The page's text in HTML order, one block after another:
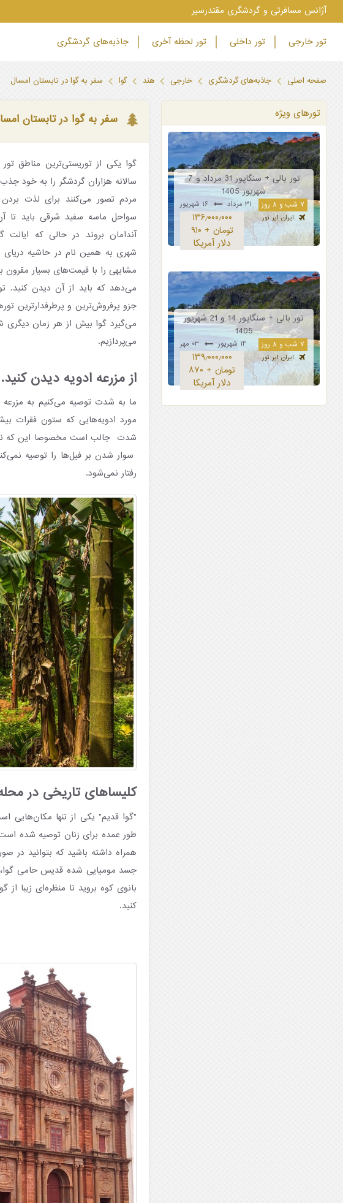
‫آژانس مسافرتی و گردشگری مقتدرسیر
تور خارجی تور داخلی تور لحظه آخری جاذبه‌های گردشگری
صفحه اصلی جاذبه‌های گردشگری خارجی هند گوا سفر به گوا در تابستان امسال
سفر به گوا در تابستان
گوا یکی از توریستی‌ترین مناطق
سالانه هزاران گردشگر را به خود
مردم تصور می‌کنند برای لذت بردن
سواحل ماسه سفید شرقی باید تا
آندامان بروند در حالی که ایالت
شهری به همین نام در حاشیه دریای
مشابهی را با قیمت‌های بسیار مقرون
می‌دهد که باید از آن دیدن کنید.
جزو پرفروش‌ترین و پرطرفدارترین
می‌گیرد گوا بیش از هر زمان دیگری
می‌پردازیم.
از مزرعه ادویه دیدن کنید.
ما به شدت توصیه می‌کنیم به مزرعه
مورد ادویه‌هایی که ستون فقرات
شدت جالب است مخصوصا این که
سوار شدن بر فیل‌ها را توصیه
رفتار نمی‌شود.
کلیساهای تاریخی در
"گوا قدیم" یکی از تنها مکان‌هایی
طور عمده برای زنان توصیه شده
همراه داشته باشید که بتوانید در
جسد مومیایی شده قدیس حامی گوا،
بانوی کوه بروید تا منظره‌ای زیبا
کنید.
تورهای ویژه
تور بالی + سنگاپور 31 مرداد و 7
شهریور 1405
۷ شب و ۸ روز ۳۱ مرداد
ایران ایر تور
۱۳۶٫۰۰۰٫۰۰۰
تومان + ۹۱۰
دلار آمریکا
تور بالی + سنگاپور 14 و 21 شهریور
1405
۷ شب و ۸ روز ۱۴ شهریور
ایران ایر تور
۱۳۹٫۰۰۰٫۰۰۰
تومان + ۸۷۰
دلار آمریکا